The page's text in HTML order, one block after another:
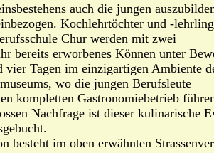
auch die jungen
Kochlehrtöchter und -
Chur werden mit zwei
bereits erworbenes Können unter
vier Tagen im einzigartigen Ambiente
wo die jungen Berufsleute
kompletten Gastronomiebetrieb
Nachfrage ist dieser kulinarische
besteht im oben erwähnten